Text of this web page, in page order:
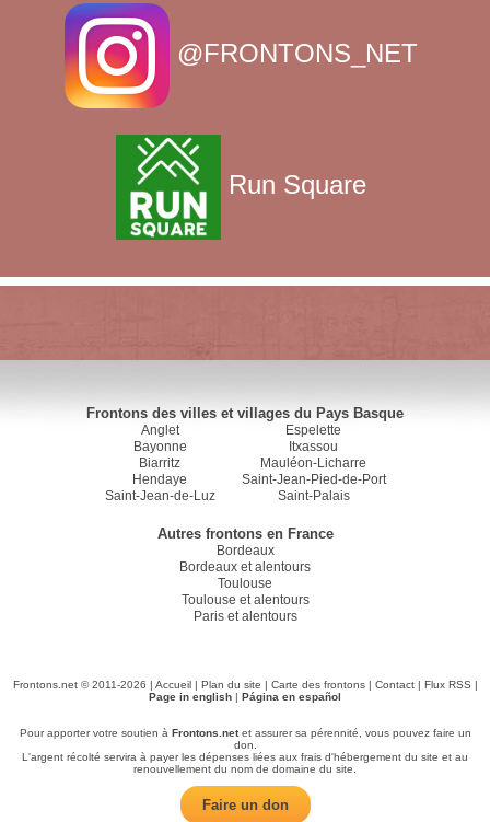
@FRONTONS_NET
Run Square
Frontons des villes et villages du Pays Basque
Anglet
Bayonne
Biarritz
Hendaye
Saint-Jean-de-Luz
Espelette
Itxassou
Mauléon-Licharre
Saint-Jean-Pied-de-Port
Saint-Palais
Autres frontons en France
Bordeaux
Bordeaux et alentours
Toulouse
Toulouse et alentours
Paris et alentours
Frontons.net © 2011-2026 | Accueil| Plan du site | Carte des frontons| Contact| Flux RSS |
Page in english | Página en español
Pour apporter votre soutien à Frontons.netet assurer sa pérennité, vous pouvez faire un
don.
L'argent récolté servira à payer les dépenses liées aux frais d'hébergement du site et au
renouvellement du nom de domaine du site.
Faire un don